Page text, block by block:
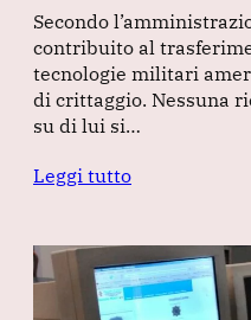
Secondo
contribuito al
tecnologie militari
di crittaggio. Nessuna
su di lui si…
Leggi tutto